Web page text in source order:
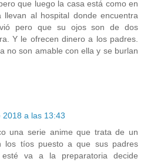
que luego la casa está como en
al hospital donde encuentra
pero que su ojos son de dos
Y le ofrecen dinero a los padres.
no son amable con ella y se burlan
a las 13:43
una serie anime que trata de un
los tíos puesto a que sus padres
va a la preparatoria decide